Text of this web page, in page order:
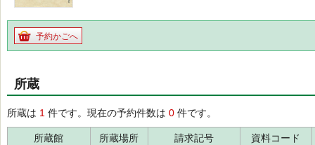
予約かごへ
所蔵
所蔵は 1 件です。現在の予約件数は 0 件です。
所蔵館 所蔵場所 請求記号 資料コード